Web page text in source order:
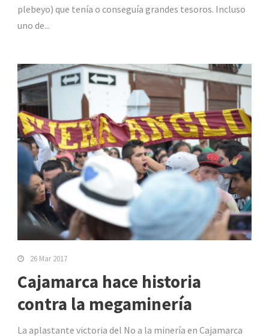
plebeyo) que tenía o conseguía grandes tesoros. Incluso
uno de...
26 Mar 2017
Cajamarca hace historia
contra la megaminería
La aplastante victoria del No a la minería en Cajamarca